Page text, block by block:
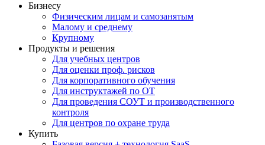
Бизнесу
Физическим лицам и самозанятым
Малому и среднему
Крупному
Продукты и решения
Для учебных центров
Для оценки проф. рисков
Для корпоративного обучения
Для инструктажей по ОТ
Для проведения СОУТ и производственного
контроля
Для центров по охране труда
Купить